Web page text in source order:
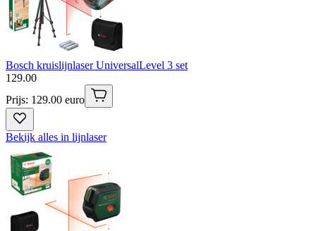
Bosch kruislijnlaser UniversalLevel 3 set
129.00
Prijs: 129.00 euro
Bekijk alles in lijnlaser